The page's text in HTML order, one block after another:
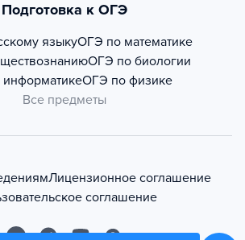
Подготовка к ОГЭ
языкуОГЭ по математике
ОГЭ по биологии
ОГЭ по физике
Все предметы
Лицензионное соглашение
соглашение